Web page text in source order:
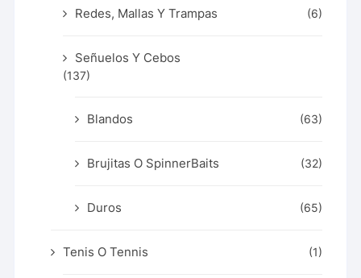
Redes, Mallas Y Trampas (6)
Señuelos Y Cebos
(137)
Blandos (63)
Brujitas O SpinnerBaits (32)
Duros (65)
Tenis O Tennis (1)